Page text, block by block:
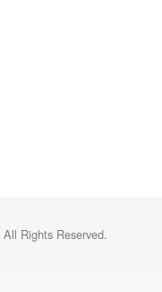
All Rights Reserved.